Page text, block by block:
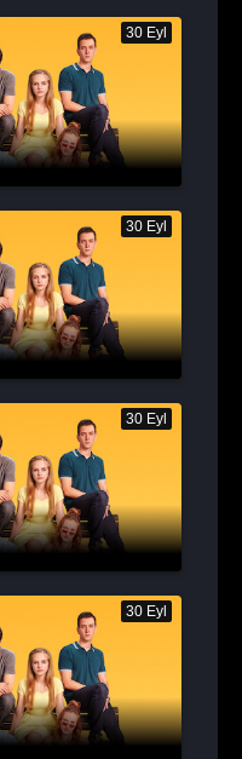
30 Eyl
30 Eyl
30 Eyl
30 Eyl